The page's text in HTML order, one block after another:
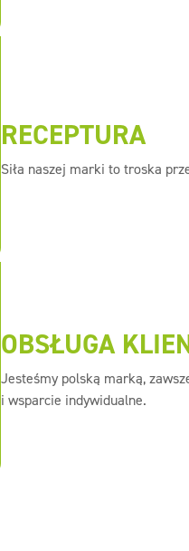
RECEPTURA
Siła naszej marki to troska
OBSŁUGA
Jesteśmy polską marką,
i wsparcie indywidualne.